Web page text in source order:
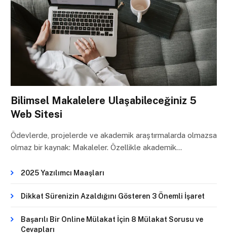
Bilimsel Makalelere Ulaşabileceğiniz 5
Web Sitesi
Ödevlerde, projelerde ve akademik araştırmalarda olmazsa
olmaz bir kaynak: Makaleler. Özellikle akademik…
2025 Yazılımcı Maaşları
Dikkat Sürenizin Azaldığını Gösteren 3 Önemli İşaret
Başarılı Bir Online Mülakat İçin 8 Mülakat Sorusu ve
Cevapları